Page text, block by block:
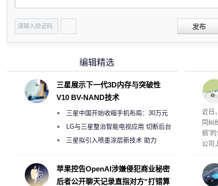
发布
近日
同纠
损”
公司
事
编辑精选
三星展示下一代3D内存与突破性
V10 BV-NAND技术
三星中国开始收缩手机布局：30万元
月销售额不达标门店 将被逐步清退
LG与三星整治智能电视应用 切断后台
偷偷共享带宽的违规行为
三星拟引入喷墨涂层新技术 助力
度
苹果控告OpenAI涉嫌侵犯商业秘密
后者公开聊天记录直指对方“打错算